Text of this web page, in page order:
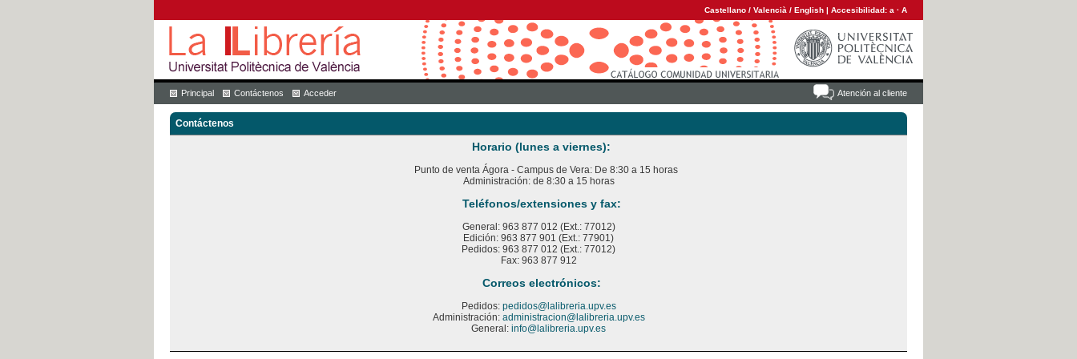
Castellano / Valencià / English | Accesibilidad: a · A
Atención al cliente
Principal Contáctenos Acceder
Contáctenos
Horario (lunes a viernes):
Punto de venta Ágora - Campus de Vera: De 8:30 a 15 horas
Administración: de 8:30 a 15 horas
Teléfonos/extensiones y fax:
General: 963 877 012 (Ext.: 77012)
Edición: 963 877 901 (Ext.: 77901)
Pedidos: 963 877 012 (Ext.: 77012)
Fax: 963 877 912
Correos electrónicos:
Pedidos: pedidos@lalibreria.upv.es
Administración: administracion@lalibreria.upv.es
General: info@lalibreria.upv.es